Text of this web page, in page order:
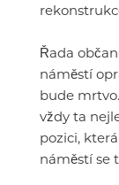
Řada
náměstí
bude
vždy ta
pozici,
náměstí se